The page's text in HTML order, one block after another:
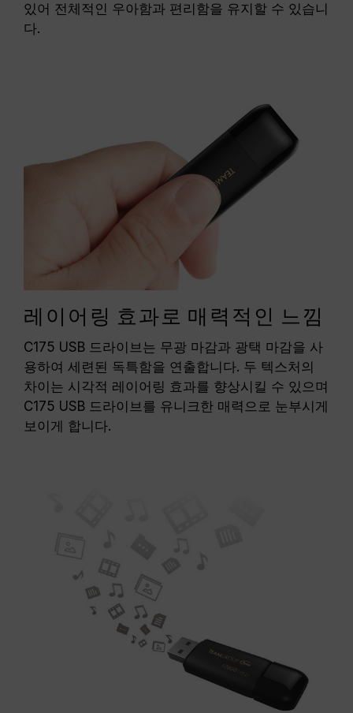
있어 전체적인 우아함과 편리함을 유지할 수 있습니
다.
레이어링 효과로 매력적인 느낌
C175 USB 드라이브는 무광 마감과 광택 마감을 사
용하여 세련된 독특함을 연출합니다. 두 텍스처의
차이는 시각적 레이어링 효과를 향상시킬 수 있으며
C175 USB 드라이브를 유니크한 매력으로 눈부시게
보이게 합니다.